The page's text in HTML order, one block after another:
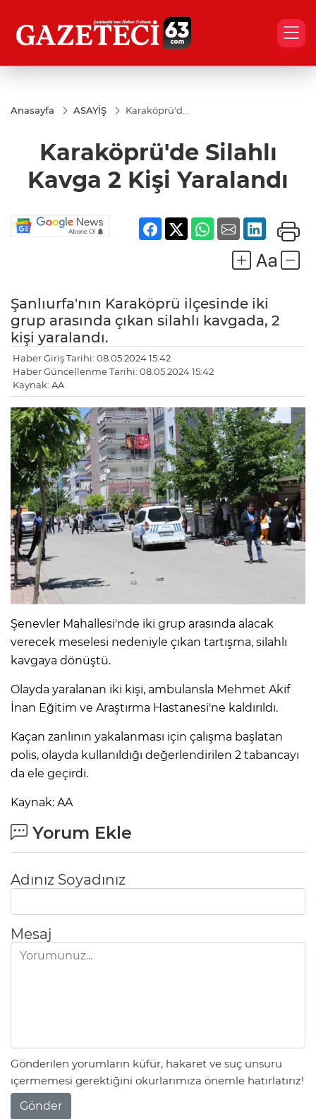
Anasayfa ASAYİŞ
Karaköprü'de
Yaralandı
Karaköprü'de Silahlı
Kavga 2 Kişi Yaralandı
Şanlıurfa'nın Karaköprü ilçesinde iki
grup arasında çıkan silahlı kavgada, 2
kişi yaralandı.
Haber Giriş Tarihi: 08.05.2024 15:42
Haber Güncellenme Tarihi: 08.05.2024 15:42
Kaynak: AA
Şenevler Mahallesi'nde iki grup arasında alacak
verecek meselesi nedeniyle çıkan tartışma, silahlı
kavgaya dönüştü.
Olayda yaralanan iki kişi, ambulansla Mehmet Akif
İnan Eğitim ve Araştırma Hastanesi'ne kaldırıldı.
Kaçan zanlının yakalanması için çalışma başlatan
polis, olayda kullanıldığı değerlendirilen 2 tabancayı
da ele geçirdi.
Kaynak: AA
Yorum Ekle
Adınız Soyadınız
Mesaj
Gönderilen yorumların küfür, hakaret ve suç unsuru
içermemesi gerektiğini okurlarımıza önemle hatırlatırız!
Gönder